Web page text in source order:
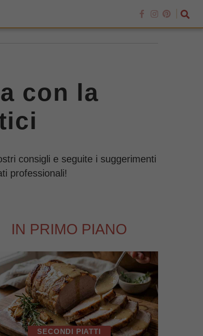
con la
consigli e seguite i suggerimenti
professionali!
IN PRIMO PIANO
SECONDI PIATTI